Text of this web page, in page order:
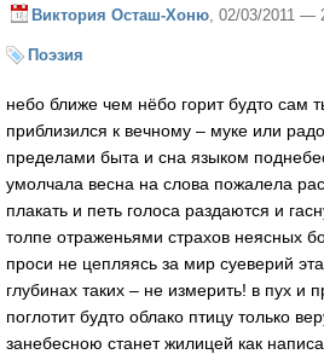
Виктория Осташ-Хоню , 02/03/2011 —
Поэзия
небо ближе чем нёбо горит будто сам
приблизился к вечному – муке или
пределами быта и сна языком
умолчала весна на слова пожалела
плакать и петь голоса раздаются и
толпе отраженьями страхов неясных
проси не цепляясь за мир суеверий
глубинах таких – не измерить! в пух и
поглотит будто облако птицу только
занебесною станет жилицей как